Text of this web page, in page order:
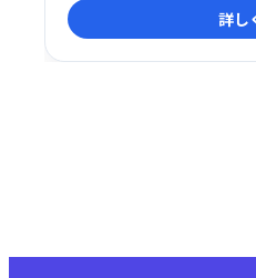
効率を大幅に向上させまし
詳し